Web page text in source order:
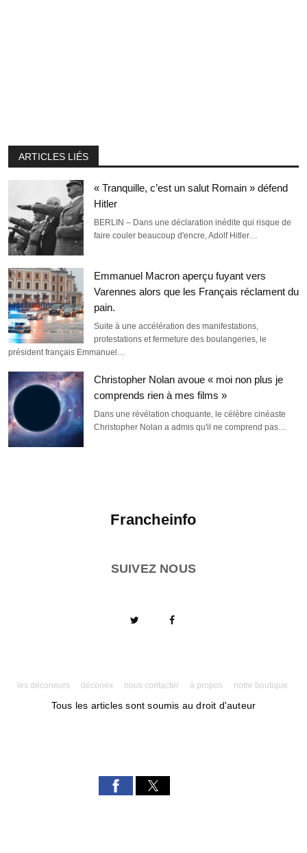
ARTICLES LIÉS
« Tranquille, c’est un salut Romain » défend
Hitler
BERLIN – Dans une déclaration inédite qui risque de
faire couler beaucoup d'encre, Adolf Hitler…
Emmanuel Macron aperçu fuyant vers
Varennes alors que les Français réclament du
pain.
Suite à une accélération des manifestations,
protestations et fermeture des boulangeries, le
président français Emmanuel…
Christopher Nolan avoue « moi non plus je
comprends rien à mes films »
Dans une révélation choquante, le célèbre cinéaste
Christopher Nolan a admis qu'il ne comprend pas…
Francheinfo
SUIVEZ NOUS
les déconeurs déconex nous contacter à propos notre boutique
Tous les articles sont soumis au droit d'auteur